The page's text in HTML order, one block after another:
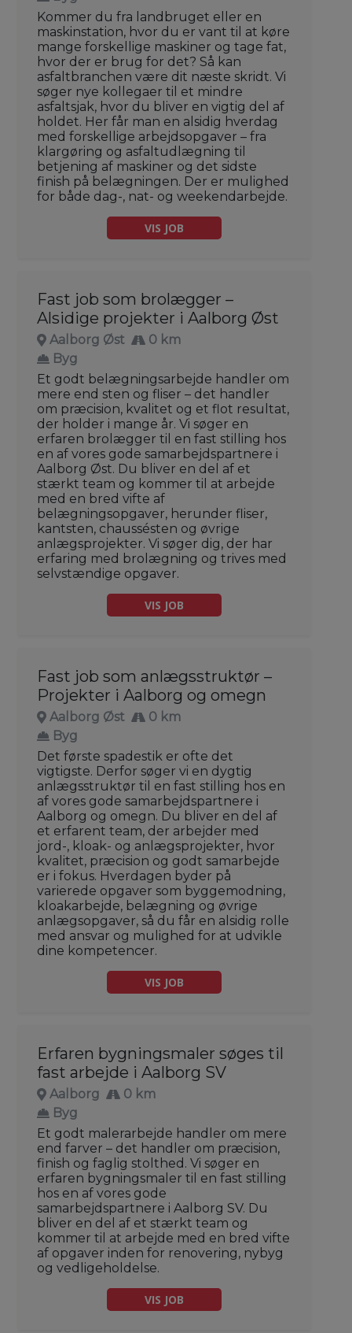
Kommer du fra landbruget eller en
maskinstation, hvor du er vant til at køre
mange forskellige maskiner og tage fat,
hvor der er brug for det? Så kan
asfaltbranchen være dit næste skridt. Vi
søger nye kollegaer til et mindre
asfaltsjak, hvor du bliver en vigtig del af
holdet. Her får man en alsidig hverdag
med forskellige arbejdsopgaver – fra
klargøring og asfaltudlægning til
betjening af maskiner og det sidste
finish på belægningen. Der er mulighed
for både dag-, nat- og weekendarbejde.
VIS JOB
Fast job som brolægger –
Alsidige projekter i Aalborg Øst
Aalborg Øst
0 km
Byg
Et godt belægningsarbejde handler om
mere end sten og fliser – det handler
om præcision, kvalitet og et flot resultat,
der holder i mange år. Vi søger en
erfaren brolægger til en fast stilling hos
en af vores gode samarbejdspartnere i
Aalborg Øst. Du bliver en del af et
stærkt team og kommer til at arbejde
med en bred vifte af
belægningsopgaver, herunder fliser,
kantsten, chaussésten og øvrige
anlægsprojekter. Vi søger dig, der har
erfaring med brolægning og trives med
selvstændige opgaver.
VIS JOB
Fast job som anlægsstruktør –
Projekter i Aalborg og omegn
Aalborg Øst
0 km
Byg
Det første spadestik er ofte det
vigtigste. Derfor søger vi en dygtig
anlægsstruktør til en fast stilling hos en
af vores gode samarbejdspartnere i
Aalborg og omegn. Du bliver en del af
et erfarent team, der arbejder med
jord-, kloak- og anlægsprojekter, hvor
kvalitet, præcision og godt samarbejde
er i fokus. Hverdagen byder på
varierede opgaver som byggemodning,
kloakarbejde, belægning og øvrige
anlægsopgaver, så du får en alsidig rolle
med ansvar og mulighed for at udvikle
dine kompetencer.
VIS JOB
Erfaren bygningsmaler søges til
fast arbejde i Aalborg SV
Aalborg
0 km
Byg
Et godt malerarbejde handler om mere
end farver – det handler om præcision,
finish og faglig stolthed. Vi søger en
erfaren bygningsmaler til en fast stilling
hos en af vores gode
samarbejdspartnere i Aalborg SV. Du
bliver en del af et stærkt team og
kommer til at arbejde med en bred vifte
af opgaver inden for renovering, nybyg
og vedligeholdelse.
VIS JOB